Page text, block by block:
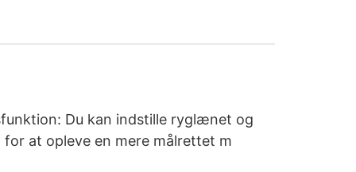
Du kan indstille ryglænet og
at opleve en mere målrettet m